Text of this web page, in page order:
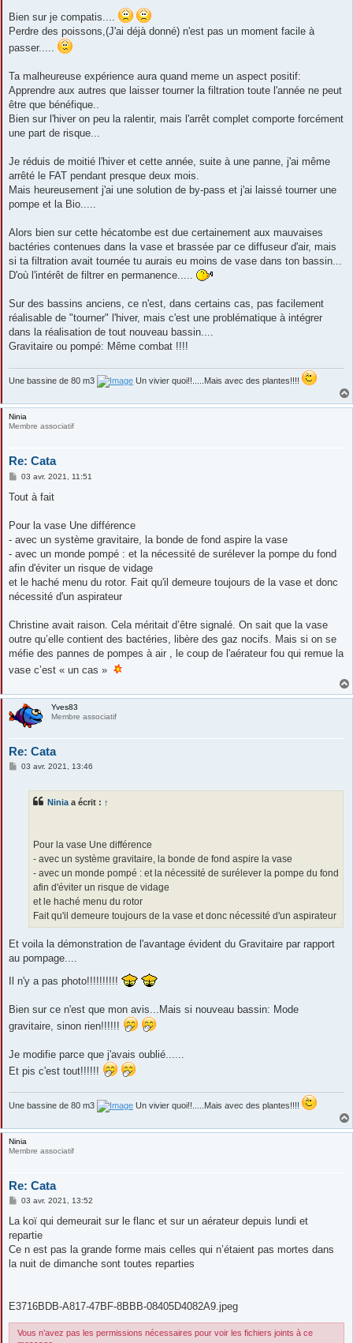
s
a
e
Bien sur je compatis....
Perdre des poissons,(J'ai déjà donné) n'est pas un moment facile à
passer.....
Ta malheureuse expérience aura quand meme un aspect positif:
Apprendre aux autres que laisser tourner la filtration toute l'année ne peut
être que bénéfique..
Bien sur l'hiver on peu la ralentir, mais l'arrêt complet comporte forcément
une part de risque...
Je réduis de moitié l'hiver et cette année, suite à une panne, j'ai même
arrêté le FAT pendant presque deux mois.
Mais heureusement j'ai une solution de by-pass et j'ai laissé tourner une
pompe et la Bio.....
Alors bien sur cette hécatombe est due certainement aux mauvaises
bactéries contenues dans la vase et brassée par ce diffuseur d'air, mais
si ta filtration avait tournée tu aurais eu moins de vase dans ton bassin...
D'où l'intérêt de filtrer en permanence.....
Sur des bassins anciens, ce n'est, dans certains cas, pas facilement
réalisable de "tourner" l'hiver, mais c'est une problématique à intégrer
dans la réalisation de tout nouveau bassin....
Gravitaire ou pompé: Même combat !!!!
Une bassine de 80 m3 Un vivier quoi!!.....Mais avec des plantes!!!!
Ninia
Membre associatif
Re: Cata
M
s
g
03 avr. 2021, 11:51
Tout à fait
Pour la vase Une différence
- avec un système gravitaire, la bonde de fond aspire la vase
- avec un monde pompé : et la nécessité de surélever la pompe du fond
afin d'éviter un risque de vidage
et le haché menu du rotor. Fait qu'il demeure toujours de la vase et donc
nécessité d'un aspirateur
Christine avait raison. Cela méritait d’être signalé. On sait que la vase
outre qu’elle contient des bactéries, libère des gaz nocifs. Mais si on se
méfie des pannes de pompes à air , le coup de l'aérateur fou qui remue la
vase c’est « un cas »
Yves83
Membre associatif
Re: Cata
M03 avr. 2021, 13:46
Ninia a écrit : ↑
Pour la vase Une différence
- avec un système gravitaire, la bonde de fond aspire la vase
- avec un monde pompé : et la nécessité de surélever la pompe du fond
afin d'éviter un risque de vidage
et le haché menu du rotor
Fait qu'il demeure toujours de la vase et donc nécessité d'un aspirateur
Et voila la démonstration de l'avantage évident du Gravitaire par rapport
au pompage....
Il n'y a pas photo!!!!!!!!!!
Bien sur ce n'est que mon avis...Mais si nouveau bassin: Mode
gravitaire, sinon rien!!!!!!
Je modifie parce que j'avais oublié......
Et pis c'est tout!!!!!!
Une bassine de 80 m3 Un vivier quoi!!.....Mais avec des plantes!!!!
Ninia
Membre associatif
Re: Cata
M
s
a
g
03 avr. 2021, 13:52
La koï qui demeurait sur le flanc et sur un aérateur depuis lundi et
repartie
Ce n est pas la grande forme mais celles qui n’étaient pas mortes dans
la nuit de dimanche sont toutes reparties
E3716BDB-A817-47BF-8BBB-08405D4082A9.jpeg
Vous n’avez pas les permissions nécessaires pour voir les fichiers joints à ce